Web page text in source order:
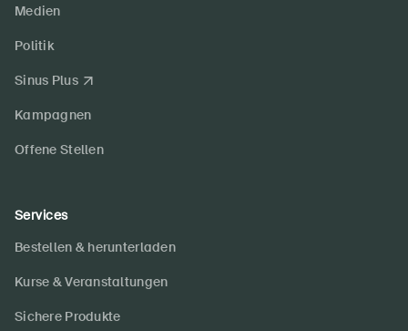
Medien
Politik
Sinus Plus
Kampagnen
Offene Stellen
Services
Bestellen & herunterladen
Kurse & Veranstaltungen
Sichere Produkte